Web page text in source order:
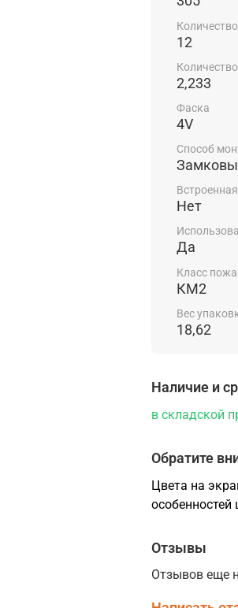
12
2,233
Фаска
4V
Способ
Нет
Да
Класс
КМ2
Вес
18,62
Наличие и
в складской
Обратите
Цвета на
особенностей
Отзывы
Отзывов еще